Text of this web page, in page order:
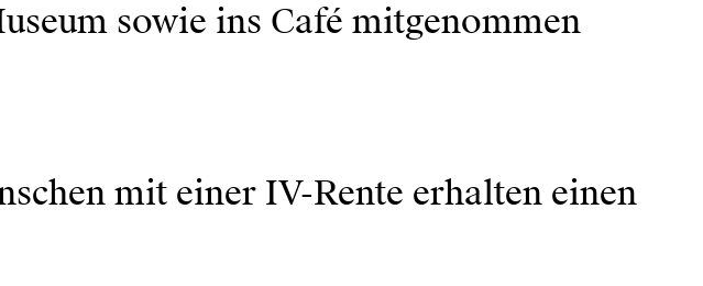
sowie ins Café mitgenommen
mit einer IV-Rente erhalten einen